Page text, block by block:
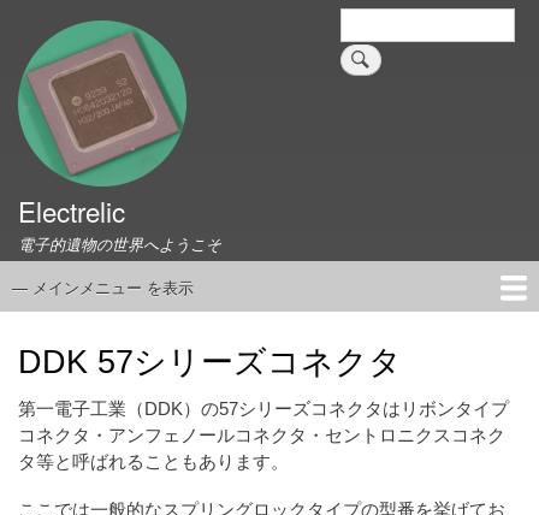
検
索
Electrelic
電子的遺物の世界へようこそ
メ
ニ
— メインメニュー を表示
DDK 57シリーズコネクタ
第一電子工業（DDK）の57シリーズコネクタはリボンタイプ
コネクタ・アンフェノールコネクタ・セントロニクスコネク
タ等と呼ばれることもあります。
ここでは一般的なスプリングロックタイプの型番を挙げてお